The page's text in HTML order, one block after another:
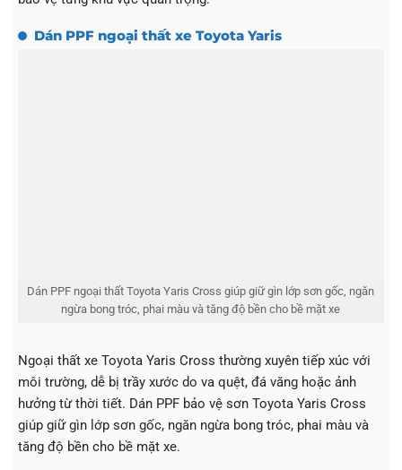
Dán PPF ngoại thất xe Toyota Yaris
Dán PPF ngoại thất Toyota Yaris Cross giúp giữ gìn lớp sơn gốc, ngăn
ngừa bong tróc, phai màu và tăng độ bền cho bề mặt xe
Ngoại thất xe Toyota Yaris Cross thường xuyên tiếp xúc với
môi trường, dễ bị trầy xước do va quệt, đá văng hoặc ảnh
hưởng từ thời tiết. Dán PPF bảo vệ sơn Toyota Yaris Cross
giúp giữ gìn lớp sơn gốc, ngăn ngừa bong tróc, phai màu và
tăng độ bền cho bề mặt xe.